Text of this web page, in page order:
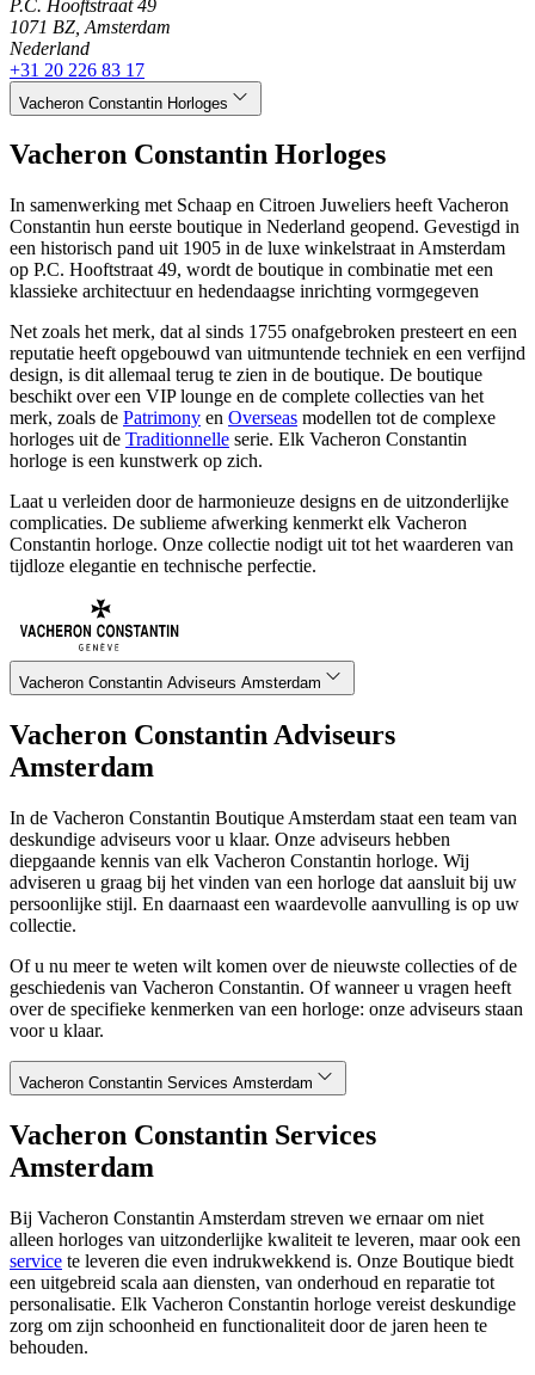
P.C. Hooftstraat 49
1071 BZ, Amsterdam
Nederland
+31 20 226 83 17
Vacheron Constantin Horloges
Vacheron Constantin Horloges
In samenwerking met Schaap en Citroen Juweliers heeft Vacheron
Constantin hun eerste boutique in Nederland geopend. Gevestigd in
een historisch pand uit 1905 in de luxe winkelstraat in Amsterdam
op P.C. Hooftstraat 49, wordt de boutique in combinatie met een
klassieke architectuur en hedendaagse inrichting vormgegeven
Net zoals het merk, dat al sinds 1755 onafgebroken presteert en een
reputatie heeft opgebouwd van uitmuntende techniek en een verfijnd
design, is dit allemaal terug te zien in de boutique. De boutique
beschikt over een VIP lounge en de complete collecties van het
merk, zoals de Patrimony en Overseas modellen tot de complexe
horloges uit de Traditionnelle serie. Elk Vacheron Constantin
horloge is een kunstwerk op zich.
Laat u verleiden door de harmonieuze designs en de uitzonderlijke
complicaties. De sublieme afwerking kenmerkt elk Vacheron
Constantin horloge. Onze collectie nodigt uit tot het waarderen van
tijdloze elegantie en technische perfectie.
Vacheron Constantin Adviseurs Amsterdam
Vacheron Constantin Adviseurs
Amsterdam
In de Vacheron Constantin Boutique Amsterdam staat een team van
deskundige adviseurs voor u klaar. Onze adviseurs hebben
diepgaande kennis van elk Vacheron Constantin horloge. Wij
adviseren u graag bij het vinden van een horloge dat aansluit bij uw
persoonlijke stijl. En daarnaast een waardevolle aanvulling is op uw
collectie.
Of u nu meer te weten wilt komen over de nieuwste collecties of de
geschiedenis van Vacheron Constantin. Of wanneer u vragen heeft
over de specifieke kenmerken van een horloge: onze adviseurs staan
voor u klaar.
Vacheron Constantin Services Amsterdam
Vacheron Constantin Services
Amsterdam
Bij Vacheron Constantin Amsterdam streven we ernaar om niet
alleen horloges van uitzonderlijke kwaliteit te leveren, maar ook een
service te leveren die even indrukwekkend is. Onze Boutique biedt
een uitgebreid scala aan diensten, van onderhoud en reparatie tot
personalisatie. Elk Vacheron Constantin horloge vereist deskundige
zorg om zijn schoonheid en functionaliteit door de jaren heen te
behouden.